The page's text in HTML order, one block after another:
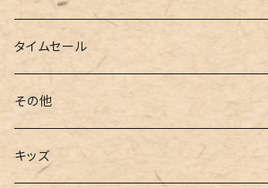
ローファー
キャミキニ
フィットネス
2点セット
ポーチ
パスケース
ウォレット
トレーニンググッズ
ヨガウェア
ヨガソックス
ビーチグッズ
タイムセール
その他
キッズ